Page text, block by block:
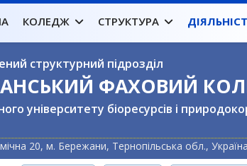
КОЛЕДЖ СТРУКТУРА
структурний підрозділ
ФАХОВИЙ
університету біоресурсів і
20, м. Бережани, Тернопільська обл.,